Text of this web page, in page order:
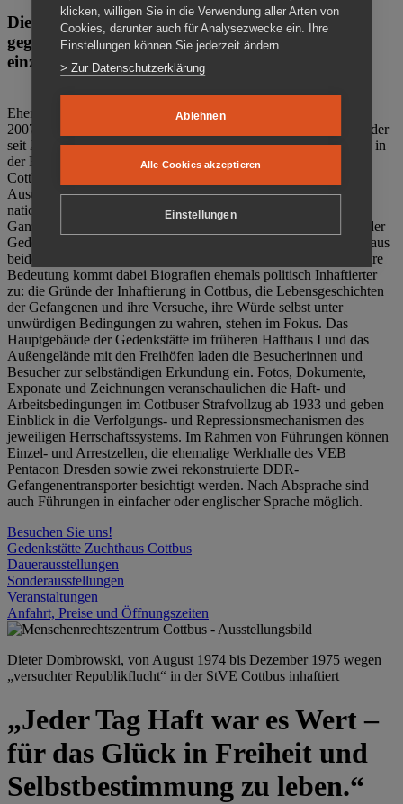
Die Gedenkstätte Zuchthaus Cottbus ist ein Ort
gegen das Vergessen. Anschaulich, nah und
einzigartig.
Ehemalige politische Häftlinge der DDR gründeten im Oktober
2007 den Verein Menschenrechtszentrum Cottbus e. V. (MRZ), der
seit 2011 Eigentümer des ehemaligen Gefängnisses (1860-2002) in
der Bautzener Straße und Träger der Gedenkstätte Zuchthaus
Cottbus ist. Im Zentrum der Arbeit der Gedenkstätte steht die
Auseinandersetzung mit politischem Unrecht während der
nationalsozialistischen Terrorherrschaft und der SED-Diktatur.
Ganzjährig zeigen mehrere Dauer- und Sonderausstellungen in der
Gedenkstätte Zuchthaus Cottbus Beispiele politischen Unrechts aus
beiden deutschen Diktaturen des 20. Jahrhunderts. Eine besondere
Bedeutung kommt dabei Biografien ehemals politisch Inhaftierter
zu: die Gründe der Inhaftierung in Cottbus, die Lebensgeschichten
der Gefangenen und ihre Versuche, ihre Würde selbst unter
unwürdigen Bedingungen zu wahren, stehen im Fokus. Das
Hauptgebäude der Gedenkstätte im früheren Hafthaus I und das
Außengelände mit den Freihöfen laden die Besucherinnen und
Besucher zur selbständigen Erkundung ein. Fotos, Dokumente,
Exponate und Zeichnungen veranschaulichen die Haft- und
Arbeitsbedingungen im Cottbuser Strafvollzug ab 1933 und geben
Einblick in die Verfolgungs- und Repressionsmechanismen des
jeweiligen Herrschaftssystems. Im Rahmen von Führungen können
Einzel- und Arrestzellen, die ehemalige Werkhalle des VEB
Pentacon Dresden sowie zwei rekonstruierte DDR-
Gefangenentransporter besichtigt werden. Nach Absprache sind
auch Führungen in einfacher oder englischer Sprache möglich.
Besuchen Sie uns!
Gedenkstätte Zuchthaus Cottbus
Dauerausstellungen
Sonderausstellungen
Veranstaltungen
Anfahrt, Preise und Öffnungszeiten
Dieter Dombrowski, von August 1974 bis Dezember 1975 wegen
„versuchter Republikflucht“ in der StVE Cottbus inhaftiert
„Jeder Tag Haft war es Wert –
für das Glück in Freiheit und
Selbstbestimmung zu leben.“
klicken, willigen Sie in die Verwendung aller Arten von
Cookies, darunter auch für Analysezwecke ein. Ihre
Einstellungen können Sie jederzeit ändern.
> Zur Datenschutzerklärung
Ablehnen
Alle Cookies akzeptieren
Einstellungen